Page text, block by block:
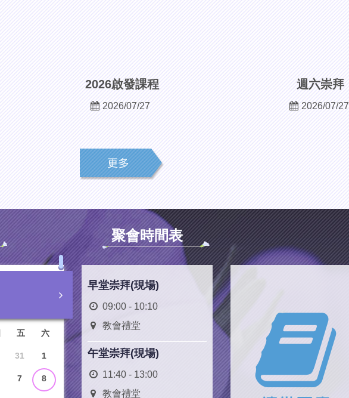
2026啟發課程
2026/07/27
週六崇拜
2026/07/27
聚會時間表
五 六
31 1
7 8
早堂崇拜(現場)
09:00 - 10:10
教會禮堂
午堂崇拜(現場)
11:40 - 13:00
教會禮堂